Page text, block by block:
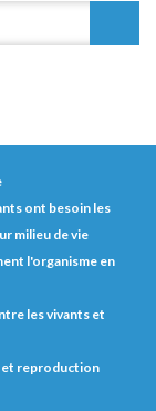
ont besoin les
milieu de vie
l'organisme en
les vivants et
et reproduction